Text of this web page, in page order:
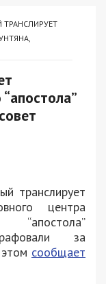
ТРАНСЛИРУЕТ
транслирует
центра
“апостола”
за
сообщает